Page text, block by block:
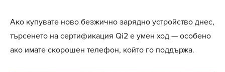
Ако купувате ново безжично зарядно устройство днес,
търсенето на сертификация Qi2 е умен ход — особено
ако имате скорошен телефон, който го поддържа.